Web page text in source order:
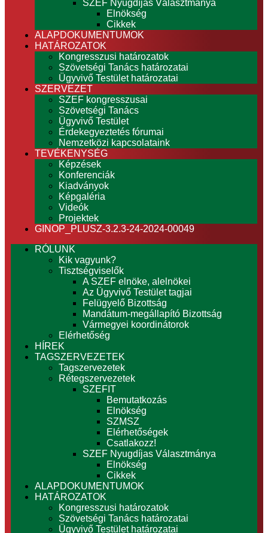
SZEF Nyugdíjas Választmánya
Elnökség
Cikkek
ALAPDOKUMENTUMOK
HATÁROZATOK
Kongresszusi határozatok
Szövetségi Tanács határozatai
Ügyvivő Testület határozatai
SZERVEZET
SZEF kongresszusai
Szövetségi Tanács
Ügyvivő Testület
Érdekegyeztetés fórumai
Nemzetközi kapcsolataink
TEVÉKENYSÉG
Képzések
Konferenciák
Kiadványok
Képgaléria
Videók
Projektek
GINOP_PLUSZ-3.2.3-24-2024-00049
RÓLUNK
Kik vagyunk?
Tisztségviselők
A SZEF elnöke, alelnökei
Az Ügyvivő Testület tagjai
Felügyelő Bizottság
Mandátum-megállapító Bizottság
Vármegyei koordinátorok
Elérhetőség
HÍREK
TAGSZERVEZETEK
Tagszervezetek
Rétegszervezetek
SZEFIT
Bemutatkozás
Elnökség
SZMSZ
Elérhetőségek
Csatlakozz!
SZEF Nyugdíjas Választmánya
Elnökség
Cikkek
ALAPDOKUMENTUMOK
HATÁROZATOK
Kongresszusi határozatok
Szövetségi Tanács határozatai
Ügyvivő Testület határozatai